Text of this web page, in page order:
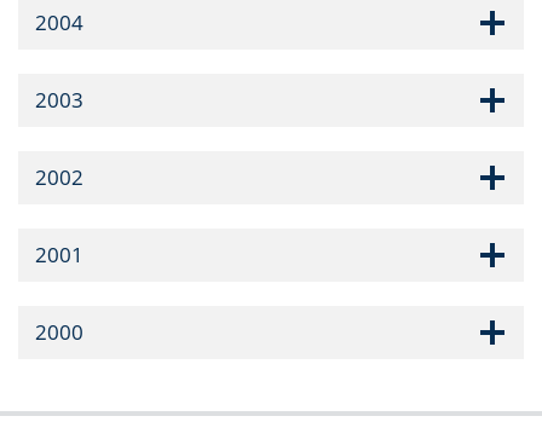
2004
2003
2002
2001
2000